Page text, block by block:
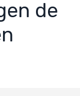
de